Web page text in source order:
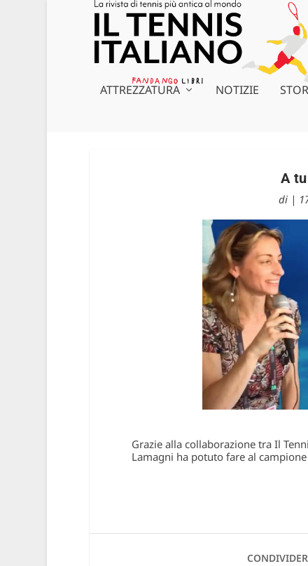
ATTREZZATURA NOTIZIE
A
di |
Grazie alla collaborazione tra Il
Lamagni ha potuto fare al